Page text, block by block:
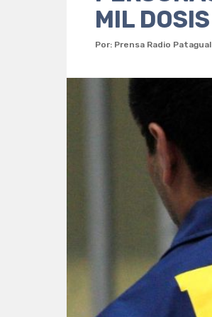
MIL
Por: Prensa Radio Patagual